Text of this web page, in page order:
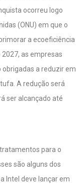
ocorreu logo
(ONU) em que o
a ecoeficiência
as empresas
a reduzir em
A redução será
ser alcançado até
para o
são alguns dos
Intel deve lançar em